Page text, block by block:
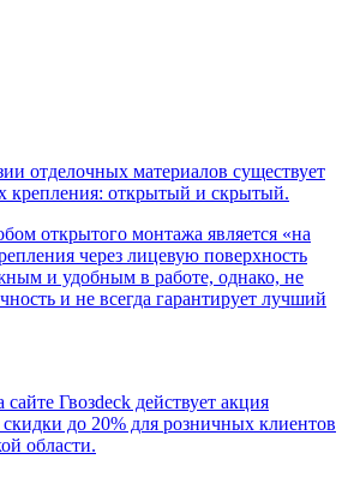
отделочных материалов существует
крепления: открытый и скрытый.
открытого монтажа является «на
через лицевую поверхность
и удобным в работе, однако, не
и не всегда гарантирует лучший
сайте Гвозdeck действует акция
скидки до 20% для розничных клиентов
области.